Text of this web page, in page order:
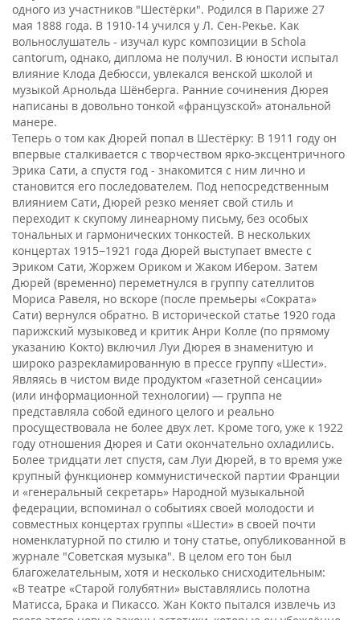
одного из участников "Шестёрки". Родился в Париже 27
мая 1888 года. B 1910-14 учился y Л. Cен-Pекье. Как
вольнослушатель - изучал курс композиции в Schola
cantorum, однако, диплома не получил. В юности испытал
влияние Клода Дебюсси, увлекался венской школой и
музыкой Арнольда Шёнберга. Ранние сочинения Дюрея
написаны в довольно тонкой «французской» атональной
манере.
Теперь о том как Дюрей попал в Шестёрку: В 1911 году он
впервые сталкивается с творчеством ярко-эксцентричного
Эрика Сати, а спустя год - знакомится с ним лично и
становится его последователем. Под непосредственным
влиянием Сати, Дюрей резко меняет свой стиль и
переходит к скупому линеарному письму, без особых
тональных и гармонических тонкостей. В нескольких
концертах 1915−1921 года Дюрей выступает вместе с
Эриком Сати, Жоржем Ориком и Жаком Ибером. Затем
Дюрей (временно) переметнулся в группу сателлитов
Мориса Равеля, но вскоре (после премьеры «Сократа»
Сати) вернулся обратно. В исторической статье 1920 года
парижский музыковед и критик Анри Колле (по прямому
указанию Кокто) включил Луи Дюрея в знаменитую и
широко разрекламированную в прессе группу «Шести».
Являясь в чистом виде продуктом «газетной сенсации»
(или информационной технологии) — группа не
представляла собой единого целого и реально
просуществовала не более двух лет. Кроме того, уже к 1922
году отношения Дюрея и Сати окончательно охладились.
Более тридцати лет спустя, сам Луи Дюрей, в то время уже
крупный функционер коммунистической партии Франции
и «генеральный секретарь» Народной музыкальной
федерации, вспоминал о событиях своей молодости и
совместных концертах группы «Шести» в своей почти
номенклатурной по стилю и тону статье, опубликованной в
журнале "Советская музыка". В целом его тон был
благожелательным, хотя и несколько снисходительным:
«В театре «Старой голубятни» выставлялись полотна
Матисса, Брака и Пикассо. Жан Кокто пытался извлечь из